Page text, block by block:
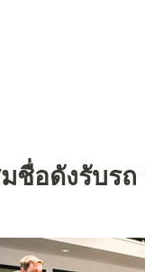
ชื่อดังรับรถ